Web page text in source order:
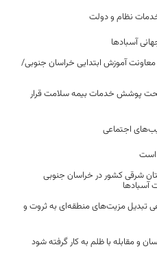
نظام و دولت
آسبادها
معاونت آموزش ابتدایی خراسان جنوبی/
تحت پوشش خدمات بیمه سلامت قرار
اجتماعی
است
شرقی کشور در خراسان جنوبی
آسبادها
تبدیل مزیت‌های منطقه‌ای به ثروت و
و مقابله با ظلم به کار گرفته شود